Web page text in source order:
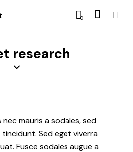
0
research
nec mauris a sodales, sed
tincidunt. Sed eget viverra
Fusce sodales augue a